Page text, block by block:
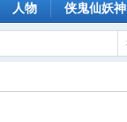
人物 侠鬼仙妖神